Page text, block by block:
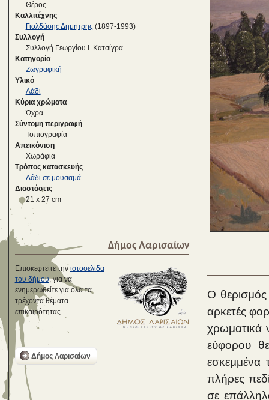
Θέρος
Καλλιτέχνης
Γιολδάσης Δημήτρης (1897-1993)
Συλλογή
Συλλογή Γεωργίου Ι. Κατσίγρα
Κατηγορία
Ζωγραφική
Υλικό
Λάδι
Κύρια χρώματα
Ώχρα
Σύντομη περιγραφή
Τοπιογραφία
Απεικόνιση
Χωράφια
Τρόπος κατασκευής
Λάδι σε μουσαμά
Διαστάσεις
21 x 27 cm
Δήμος Λαρισαίων
Επισκεφτείτε την ιστοσελίδα
του δήμου, για να
ενημερωθείτε για όλα τα
τρέχοντα θέματα
επικαιρότητας.
Δήμος Λαρισαίων
Ο
αρκετές
χρωματικά
εύφορου
εσκεμμένα
πλήρες
σε